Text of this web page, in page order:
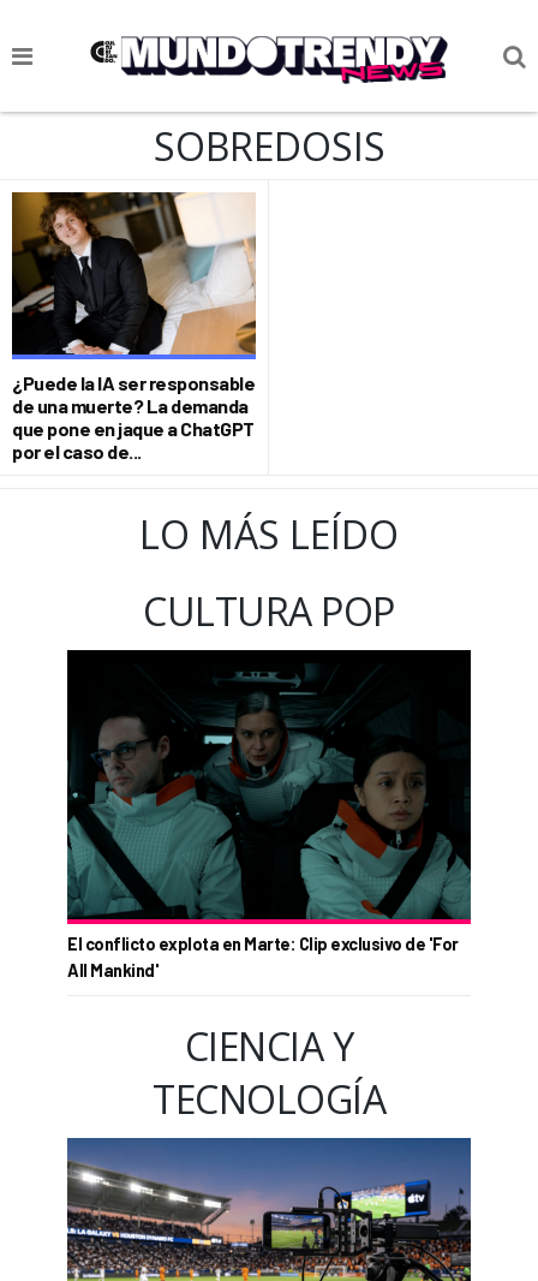
NOTICIAS
CIENCIA Y TECNOLOGÍA
VIDA
SOCIEDAD
CULTURIZANDO.COM
SOBREDOSIS
¿Puede la IA ser responsable
de una muerte? La demanda
que pone en jaque a ChatGPT
por el caso de...
LO MÁS LEÍDO
CULTURA POP
El conflicto explota en Marte: Clip exclusivo de 'For
All Mankind'
CIENCIA Y
TECNOLOGÍA